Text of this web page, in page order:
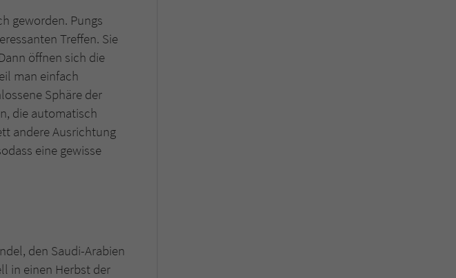
geworden. Pungs
Treffen. Sie
öffnen sich die
man einfach
Sphäre der
die automatisch
andere Ausrichtung
eine gewisse
den Saudi-Arabien
in einen Herbst der